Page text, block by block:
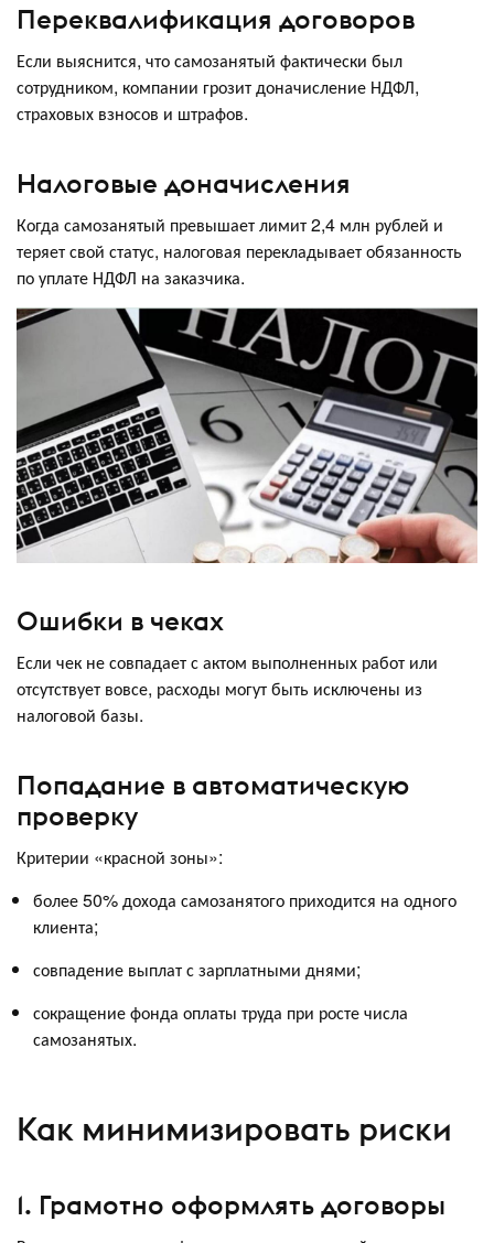
Переквалификация договоров
Если выяснится, что самозанятый фактически был
сотрудником, компании грозит доначисление НДФЛ,
страховых взносов и штрафов.
Налоговые доначисления
Когда самозанятый превышает лимит 2,4 млн рублей и
теряет свой статус, налоговая перекладывает обязанность
по уплате НДФЛ на заказчика.
Ошибки в чеках
Если чек не совпадает с актом выполненных работ или
отсутствует вовсе, расходы могут быть исключены из
налоговой базы.
Попадание в автоматическую
проверку
Критерии «красной зоны»:
более 50% дохода самозанятого приходится на одного
клиента;
совпадение выплат с зарплатными днями;
сокращение фонда оплаты труда при росте числа
самозанятых.
Как минимизировать риски
1. Грамотно оформлять договоры